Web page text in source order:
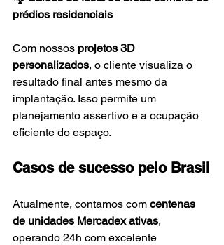
prédios residenciais
Com nossos projetos 3D
personalizados, o cliente visualiza o
resultado final antes mesmo da
implantação. Isso permite um
planejamento assertivo e a ocupação
eficiente do espaço.
Casos de sucesso pelo Brasil
Atualmente, contamos com centenas
de unidades Mercadex ativas,
operando 24h com excelente